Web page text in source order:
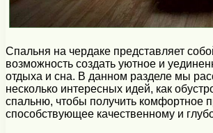
Спальня на чердаке представляет
возможность создать уютное и
отдыха и сна. В данном разделе мы
несколько интересных идей, как
спальню, чтобы получить комфортное
способствующее качественному и